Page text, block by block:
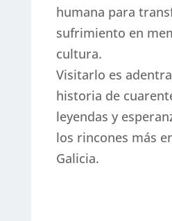
humana para
sufrimiento en
cultura.
Visitarlo es
historia de
leyendas y
los rincones más
Galicia.